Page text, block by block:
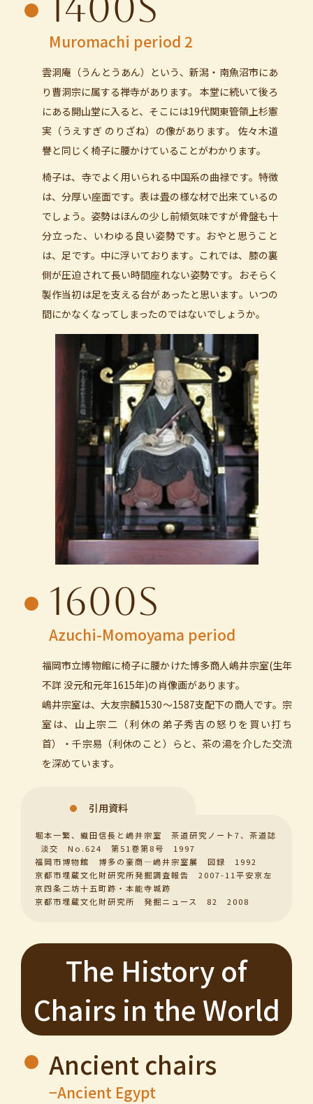
Muromachi period 2
雲洞庵（うんとうあん）という、新潟・南魚沼市にあ
り曹洞宗に属する禅寺があります。 本堂に続いて後ろ
にある開山堂に入ると、そこには19代関東管領上杉憲
実（うえすぎ のりざね）の像があります。 佐々木道
譽と同じく椅子に腰かけていることがわかります。
椅子は、寺でよく用いられる中国系の曲禄です。特徴
は、分厚い座面です。表は畳の様な材で出来ているの
でしょう。姿勢はほんの少し前傾気味ですが骨盤も十
分立った、いわゆる良い姿勢です。おやと思うこと
は、足です。中に浮いております。これでは、膝の裏
側が圧迫されて長い時間座れない姿勢です。おそらく
製作当初は足を支える台があったと思います。いつの
間にかなくなってしまったのではないでしょうか。
1600s
Azuchi-Momoyama period
福岡市立博物館に椅子に腰かけた博多商人嶋井宗室(生年
不詳 没元和元年1615年)の肖像画があります。
嶋井宗室は、大友宗麟1530～1587支配下の商人です。宗
室は、山上宗二（利休の弟子秀吉の怒りを買い打ち
首）・千宗易（利休のこと）らと、茶の湯を介した交流
を深めています。
引用資料
堀本一繁、織田信長と嶋井宗室 茶道研究ノート7、茶道誌
淡交 No.624 第51巻第8号 1997
福岡市博物館 博多の豪商―嶋井宗室展 図録 1992
京都市埋蔵文化財研究所発掘調査報告 2007-11平安京左
京四条二坊十五町跡・本能寺城跡
京都市埋蔵文化財研究所 発掘ニュース 82 2008
The History of
Chairs in the World
Ancient chairs
−Ancient Egypt